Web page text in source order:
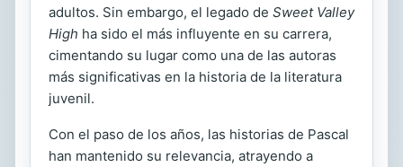
adultos. Sin embargo, el legado de Sweet Valley
High ha sido el más influyente en su carrera,
cimentando su lugar como una de las autoras
más significativas en la historia de la literatura
juvenil.
Con el paso de los años, las historias de Pascal
han mantenido su relevancia, atrayendo a